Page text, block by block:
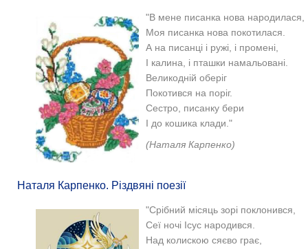
"В мене писанка нова народилася,
Моя писанка нова покотилася.
А на писанці і ружі, і промені,
І калина, і пташки намальовані.
Великодній оберіг
Покотився на поріг.
Сестро, писанку бери
І до кошика клади."
(Наталя Карпенко)
Наталя Карпенко. Різдвяні поезії
"Срібний місяць зорі поклонився,
Сеї ночі Ісус народився.
Над колискою сяєво грає,